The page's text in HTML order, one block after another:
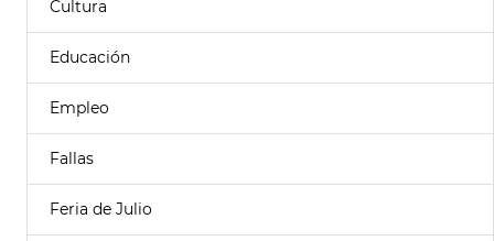
Cultura
Educación
Empleo
Fallas
Feria de Julio